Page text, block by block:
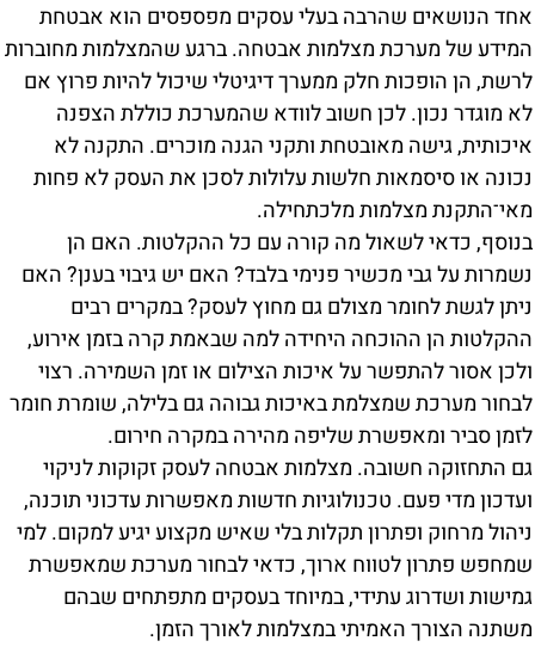
אחד הנושאים שהרבה בעלי עסקים מפספסים הוא אבטחת
המידע של מערכת מצלמות אבטחה. ברגע שהמצלמות מחוברות
לרשת, הן הופכות חלק ממערך דיגיטלי שיכול להיות פרוץ אם
לא מוגדר נכון. לכן חשוב לוודא שהמערכת כוללת הצפנה
איכותית, גישה מאובטחת ותקני הגנה מוכרים. התקנה לא
נכונה או סיסמאות חלשות עלולות לסכן את העסק לא פחות
מאי־התקנת מצלמות מלכתחילה.
בנוסף, כדאי לשאול מה קורה עם כל ההקלטות. האם הן
נשמרות על גבי מכשיר פנימי בלבד? האם יש גיבוי בענן? האם
ניתן לגשת לחומר מצולם גם מחוץ לעסק? במקרים רבים
ההקלטות הן ההוכחה היחידה למה שבאמת קרה בזמן אירוע,
ולכן אסור להתפשר על איכות הצילום או זמן השמירה. רצוי
לבחור מערכת שמצלמת באיכות גבוהה גם בלילה, שומרת חומר
לזמן סביר ומאפשרת שליפה מהירה במקרה חירום.
גם התחזוקה חשובה. מצלמות אבטחה לעסק זקוקות לניקוי
ועדכון מדי פעם. טכנולוגיות חדשות מאפשרות עדכוני תוכנה,
ניהול מרחוק ופתרון תקלות בלי שאיש מקצוע יגיע למקום. למי
שמחפש פתרון לטווח ארוך, כדאי לבחור מערכת שמאפשרת
גמישות ושדרוג עתידי, במיוחד בעסקים מתפתחים שבהם
משתנה הצורך האמיתי במצלמות לאורך הזמן.